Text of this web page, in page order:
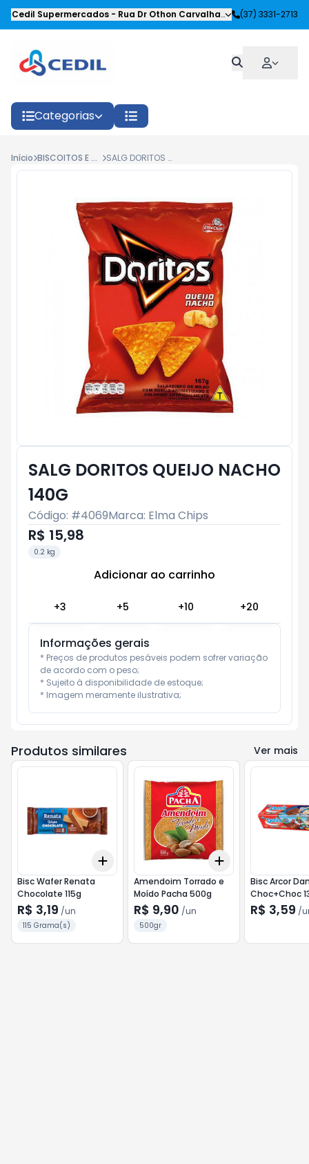
Cedil Supermercados- Rua Dr Othon Carvalhaes Siqueira,Oliveira
(37) 3331-2713
Categorias
Início BISCOITOS E SALGADOS SALG DORITOS QUEIJO NACHO 140G
SALG DORITOS QUEIJO NACHO
140G
Código: #4069Marca: Elma Chips
R$ 15,98
0.2 kg
Adicionar ao carrinho
+3 +5 +10 +20
Informações gerais
* Preços de produtos pesáveis podem sofrer variação
de acordo com o peso;
* Sujeito à disponibilidade de estoque;
* Imagem meramente ilustrativa;
Produtos similares Ver mais
+5 +10
Add
Bisc Wafer Renata
Chocolate 115g
R$ 3,19 /un
115 Grama(s)
Add
Amendoim Torrado e
Moído Pacha 500g
R$ 9,90 /un
500gr
Bisc Arcor
Choc+Choc
R$ 3,59 /